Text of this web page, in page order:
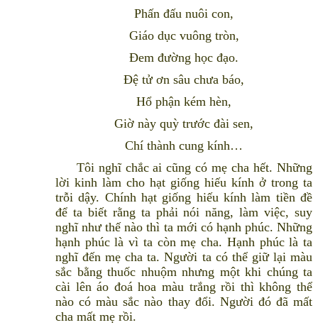
Phấn đấu nuôi con,
Giáo dục vuông tròn,
Ðem đường học đạo.
Ðệ tử ơn sâu chưa báo,
Hổ phận kém hèn,
Giờ này quỳ trước đài sen,
Chí thành cung kính…
Tôi nghĩ chắc ai cũng có mẹ cha hết. Những
lời kinh làm cho hạt giống hiếu kính ở trong ta
trỗi dậy. Chính hạt giống hiếu kính làm tiền đề
để ta biết rằng ta phải nói năng, làm việc, suy
nghĩ như thế nào thì ta mới có hạnh phúc. Những
hạnh phúc là vì ta còn mẹ cha. Hạnh phúc là ta
nghĩ đến mẹ cha ta. Người ta có thể giữ lại màu
sắc bằng thuốc nhuộm nhưng một khi chúng ta
cài lên áo đoá hoa màu trắng rồi thì không thể
nào có màu sắc nào thay đổi. Người đó đã mất
cha mất mẹ rồi.